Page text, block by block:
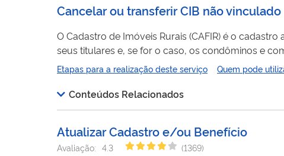
Cancelar ou transferir CIB não
O Cadastro de Imóveis Rurais (CAFIR) é o
seus titulares e, se for o caso, os condôminos e compossuidores. O Cadastro Imobiliário Brasileiro
do imóvel rural no CAFIR. Cada imóvel rural deve possuir um CIB. Através deste serviço você
Etapas para a realização deste serviço Quem pode
Conteúdos Relacionados
Atualizar Cadastro e/ou Benefício
Avaliação: 4.3 (1369)